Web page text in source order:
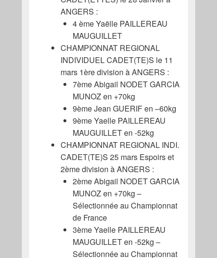
ANGERS :
4 ème Yaëlle PAILLEREAU
MAUGUILLET
CHAMPIONNAT REGIONAL
INDIVIDUEL CADET(TE)S le 11
mars 1ère division à ANGERS :
7ème Abigail NODET GARCIA
MUNOZ en +70kg
9ème Jean GUERIF en –60kg
9ème Yaelle PAILLEREAU
MAUGUILLET en -52kg
CHAMPIONNAT REGIONAL INDI.
CADET(TE)S 25 mars Espoirs et
2ème division à ANGERS :
2ème Abigail NODET GARCIA
MUNOZ en +70kg –
Sélectionnée au Championnat
de France
3ème Yaelle PAILLEREAU
MAUGUILLET en -52kg –
Sélectionnée au Championnat